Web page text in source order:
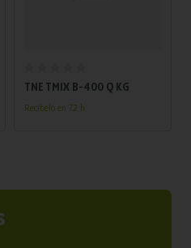
TNE TMIX B-400 Q KG
Recíbelo en 72 h.